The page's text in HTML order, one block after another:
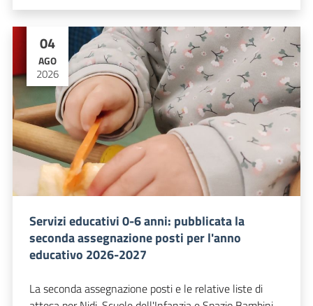
04
AGO
2026
Servizi educativi 0-6 anni: pubblicata la
seconda assegnazione posti per l'anno
educativo 2026-2027
La seconda assegnazione posti e le relative liste di